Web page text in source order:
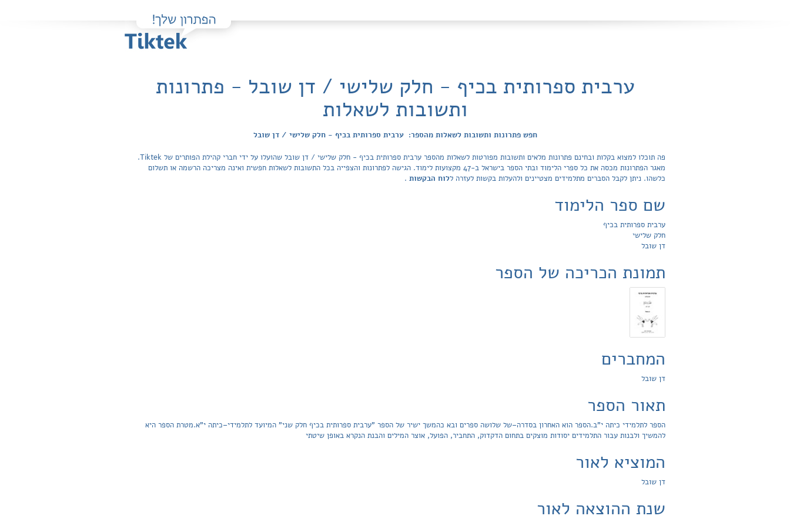
ערבית ספרותית בכיף - חלק שלישי / דן שובל - פתרונות
ותשובות לשאלות
חפש פתרונות ותשובות לשאלות מהספר: ערבית ספרותית בכיף - חלק שלישי / דן שובל
פה תוכלו למצוא בקלות ובחינם פתרונות מלאים ותשובות מפורטות לשאלות מהספר ערבית ספרותית בכיף - חלק שלישי / דן שובל שהועלו על ידי חברי קהילת הפותרים של Tiktek.
מאגר הפתרונות מכסה את כל ספרי הלימוד ובתי הספר בישראל ב-47 מקצועות לימוד. הגישה לפתרונות והצפייה בכל התשובות לשאלות חפשית ואינה מצריכה הרשמה או תשלום
כלשהו. ניתן לקבל הסברים מתלמידים מצטיינים ולהעלות בקשות לעזרה ללוח הבקשות .
שם ספר הלימוד
ערבית ספרותית בכיף
חלק שלישי
דן שובל
תמונת הכריכה של הספר
המחברים
דן שובל
תאור הספר
הספר לתלמידי כיתה י"ב.הספר הוא האחרון בסדרה–של שלושה ספרים ובא כהמשך ישיר של הספר "ערבית ספרותית בכיף חלק שני" המיועד לתלמידי–כיתה י"א.מטרת הספר היא
להמשיך ולבנות עבור התלמידים יסודות מוצקים בתחום הדקדוק, התחביר, הפועל, אוצר המילים והבנת הנקרא באופן שיטתי
המוציא לאור
דן שובל
שנת ההוצאה לאור